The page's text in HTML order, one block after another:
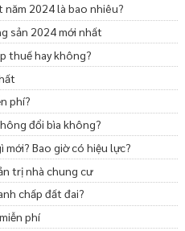
năm 2024 là bao nhiêu?
sản 2024 mới nhất
thuế hay không?
phí?
đổi bìa không?
Bao giờ có hiệu lực?
trị nhà chung cư
chấp đất đai?
phí